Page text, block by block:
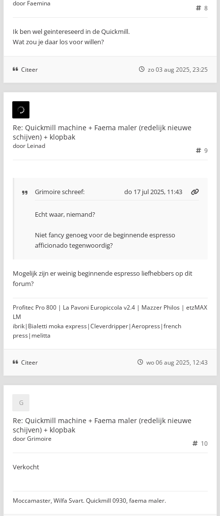
8
door Faemina
Ik ben wel geintereseerd in de Quickmill.
Wat zou je daar los voor willen?
Citeer zo 03 aug 2025, 23:25
Re: Quickmill machine + Faema maler (redelijk nieuwe
schijven) + klopbak
9
door Leinad
Grimoireschreef: do 17 jul 2025, 11:43
Echt waar, niemand?
Niet fancy genoeg voor de beginnende espresso
afficionado tegenwoordig?
Mogelijk zijn er weinig beginnende espresso liefhebbers op dit
forum?
Profitec Pro 800 | La Pavoni Europiccola v2.4 | Mazzer Philos | etzMAX
LM
ibrik|Bialetti moka express|Cleverdripper|Aeropress|french
press|melitta
Citeer wo 06 aug 2025, 12:43
Re: Quickmill machine + Faema maler (redelijk nieuwe
schijven) + klopbak
10
doorGrimoire
Verkocht
Moccamaster, Wilfa Svart. Quickmill 0930, faema maler.